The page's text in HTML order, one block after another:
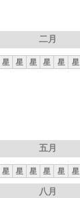
二月
星 星 星 星 星 星
五月
星 星 星 星 星 星
八月